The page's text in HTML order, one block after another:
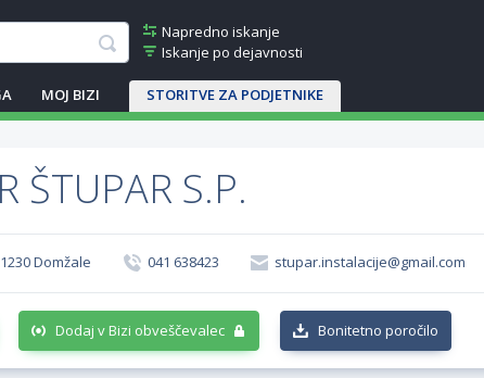
Napredno iskanje
Iskanje po dejavnosti
MOJ BIZI STORITVE ZA PODJETNIKE
ŠTUPAR S.P.
Domžale 041 638423 stupar.instalacije@gmail.com
Dodaj v Bizi obveščevalec Bonitetno poročilo